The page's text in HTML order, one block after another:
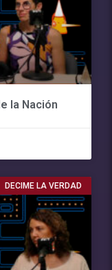
la Nación
DECIME LA VERDAD